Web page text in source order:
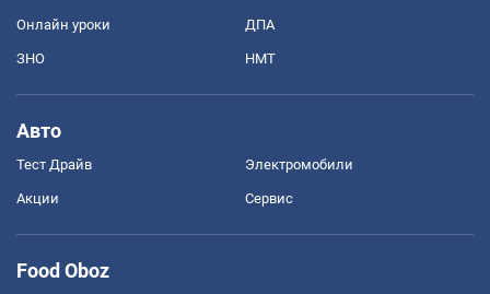
Онлайн уроки ДПА
ЗНО НМТ
Авто
Тест Драйв Электромобили
Акции Сервис
Food Oboz